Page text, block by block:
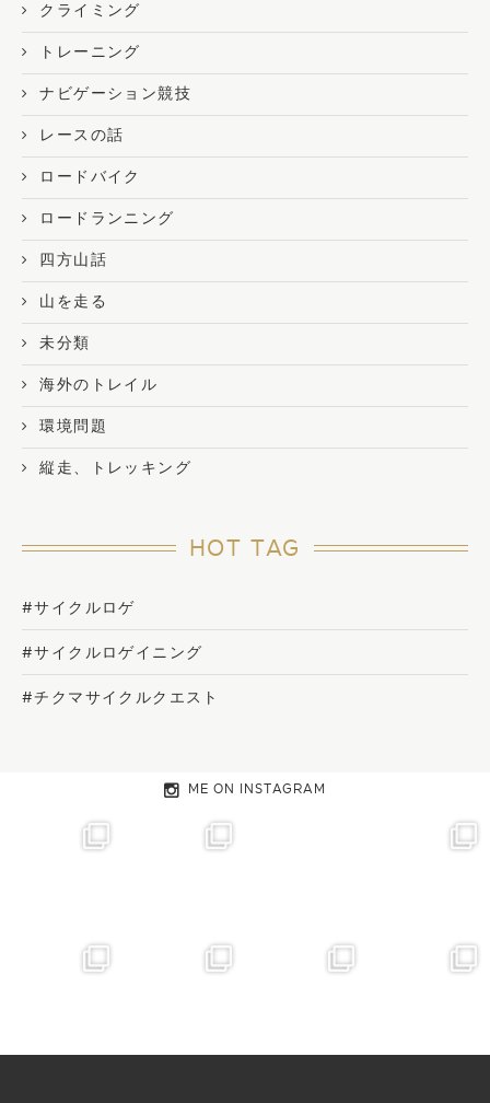
クライミング
トレーニング
ナビゲーション競技
レースの話
ロードバイク
ロードランニング
四方山話
山を走る
未分類
海外のトレイル
環境問題
縦走、トレッキング
HOT TAG
#サイクルロゲ
#サイクルロゲイニング
#チクマサイクルクエスト
ME ON INSTAGRAM